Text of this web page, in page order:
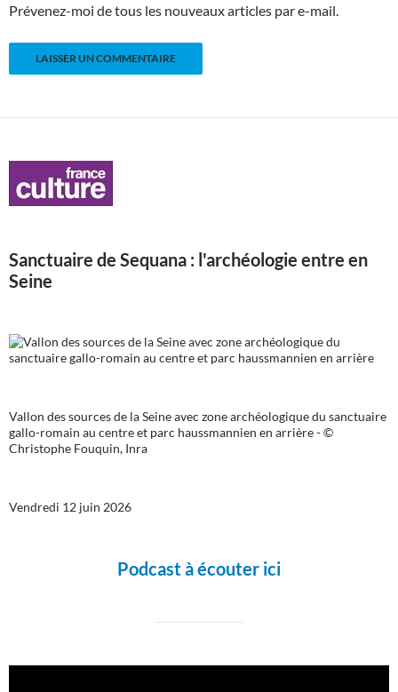
Prévenez-moi de tous les nouveaux articles par e-mail.
Sanctuaire de Sequana : l'archéologie entre en
Seine
Vallon des sources de la Seine avec zone archéologique du sanctuaire
gallo-romain au centre et parc haussmannien en arrière - ©
Christophe Fouquin, Inra
Vendredi 12 juin 2026
Podcast à écouter ici